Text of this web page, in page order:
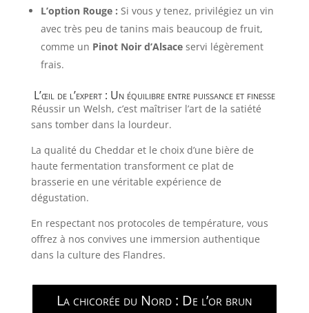
L’option Rouge : Si vous y tenez, privilégiez un vin
avec très peu de tanins mais beaucoup de fruit,
comme un Pinot Noir d’Alsaceservi légèrement
frais.
L’œil de l’expert : Un équilibre entre puissance et finesse
Réussir un Welsh, c’est maîtriser l’art de la satiété
sans tomber dans la lourdeur.
La qualité du Cheddar et le choix d’une bière de
haute fermentation transforment ce plat de
brasserie en une véritable expérience de
dégustation.
En respectant nos protocoles de température, vous
offrez à nos convives une immersion authentique
dans la culture des Flandres.
La chicorée du Nord : De l’or brun